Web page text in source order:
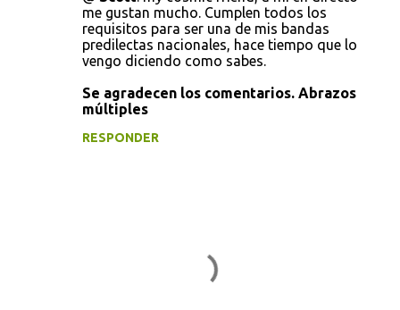
me gustan mucho. Cumplen todos los
requisitos para ser una de mis bandas
predilectas nacionales, hace tiempo que lo
vengo diciendo como sabes.
Se agradecen los comentarios. Abrazos
múltiples
RESPONDER